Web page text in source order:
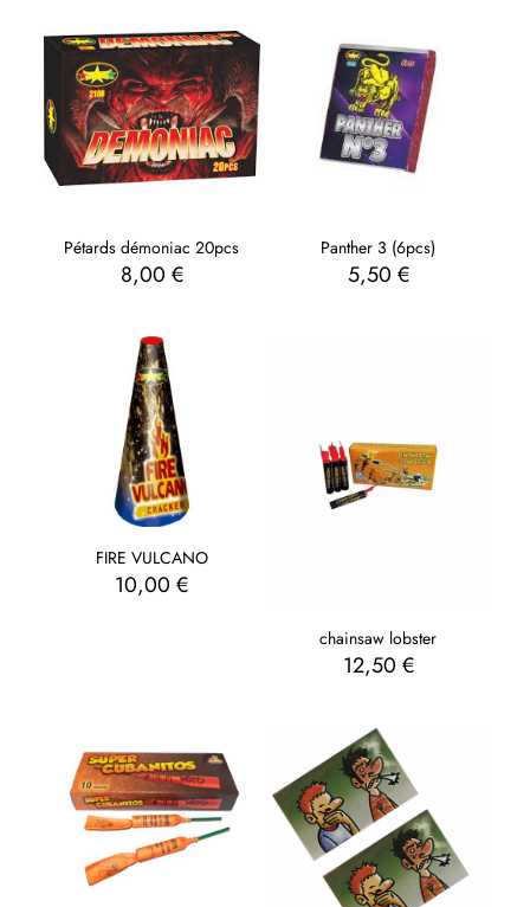
Pétards démoniac 20pcs
8,00 €
Panther 3 (6pcs)
5,50 €
FIRE VULCANO
10,00€
chainsaw lobster
12,50 €